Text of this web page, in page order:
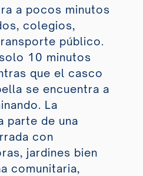
a pocos minutos
colegios,
público.
10 minutos
que el casco
se encuentra a
La
parte de una
con
jardines bien
comunitaria,